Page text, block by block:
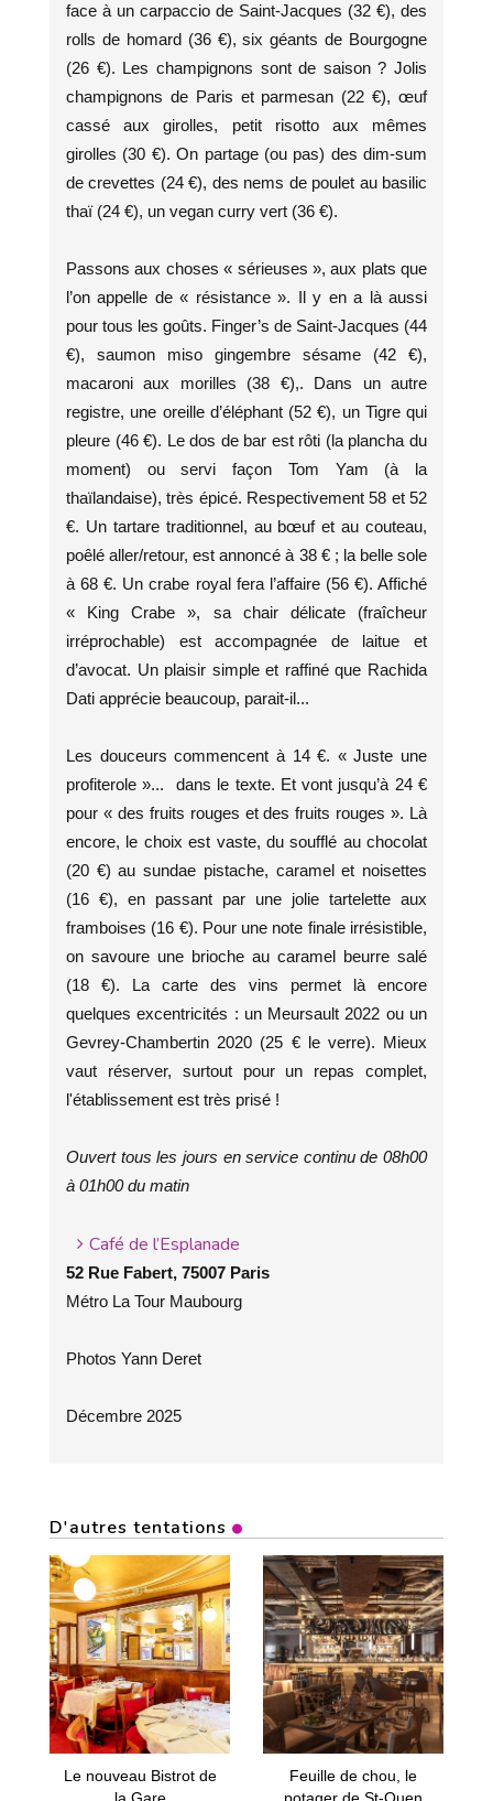
face à un carpaccio de Saint-Jacques (32 €), des
rolls de homard (36 €), six géants de Bourgogne
(26 €). Les champignons sont de saison ? Jolis
champignons de Paris et parmesan (22 €), œuf
cassé aux girolles, petit risotto aux mêmes
girolles (30 €). On partage (ou pas) des dim-sum
de crevettes (24 €), des nems de poulet au basilic
thaï (24 €), un vegan curry vert (36 €).
Passons aux choses « sérieuses », aux plats que
l’on appelle de « résistance ». Il y en a là aussi
pour tous les goûts. Finger’s de Saint-Jacques (44
€), saumon miso gingembre sésame (42 €),
macaroni aux morilles (38 €),. Dans un autre
registre, une oreille d’éléphant (52 €), un Tigre qui
pleure (46 €). Le dos de bar est rôti (la plancha du
moment) ou servi façon Tom Yam (à la
thaïlandaise), très épicé. Respectivement 58 et 52
€. Un tartare traditionnel, au bœuf et au couteau,
poêlé aller/retour, est annoncé à 38 € ; la belle sole
à 68 €. Un crabe royal fera l’affaire (56 €). Affiché
« King Crabe », sa chair délicate (fraîcheur
irréprochable) est accompagnée de laitue et
d’avocat. Un plaisir simple et raffiné que Rachida
Dati apprécie beaucoup, parait-il...
Les douceurs commencent à 14 €. « Juste une
profiterole »... dans le texte. Et vont jusqu’à 24 €
pour « des fruits rouges et des fruits rouges ». Là
encore, le choix est vaste, du soufflé au chocolat
(20 €) au sundae pistache, caramel et noisettes
(16 €), en passant par une jolie tartelette aux
framboises (16 €). Pour une note finale irrésistible,
on savoure une brioche au caramel beurre salé
(18 €). La carte des vins permet là encore
quelques excentricités : un Meursault 2022 ou un
Gevrey-Chambertin 2020 (25 € le verre). Mieux
vaut réserver, surtout pour un repas complet,
l'établissement est très prisé !
Ouvert tous les jours en service continu de 08h00
à 01h00 du matin
Café de l’Esplanade
52 Rue Fabert, 75007 Paris
Métro La Tour Maubourg
Photos Yann Deret
Décembre 2025
D'autres tentations
Le nouveau Bistrot de
Feuille de chou, le